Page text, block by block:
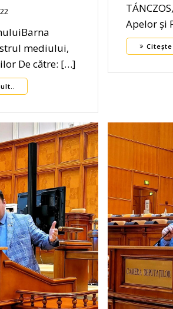
mediului,
De către: […]
Apelor și